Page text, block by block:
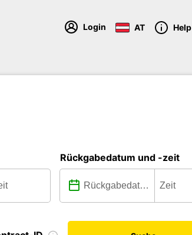
Login AT Help
Rückgabedatum und -zeit